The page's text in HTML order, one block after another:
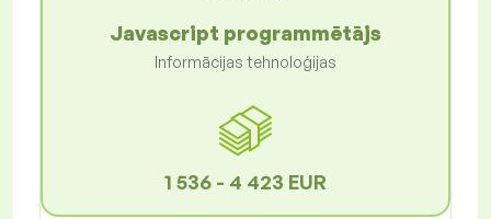
Javascript programmētājs
Informācijas tehnoloģijas
1 536 - 4 423 EUR